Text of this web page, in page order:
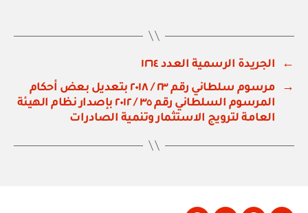
←
الجريدة الرسمية العدد ١٢٦٤
→
مرسوم سلطاني رقم ٢٣ / ٢٠١٨ بتعديل بعض أحكام
المرسوم السلطاني رقم ٣٥ / ٢٠١٢ بإصدار نظام الهيئة
العامة لترويج الاستثمار وتنمية الصادرات